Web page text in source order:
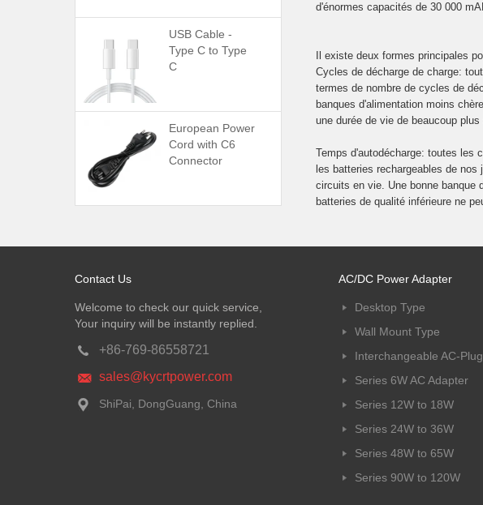
USB Cable -
Type C to Type
C
European Power
Cord with C6
Connector
d'énormes capacités de 30 000
Il existe deux formes principales
Cycles de décharge de charge:
termes de nombre de cycles de
banques d'alimentation moins
une durée de vie de beaucoup
Temps d'autodécharge: toutes les
les batteries rechargeables de
circuits en vie. Une bonne banque
batteries de qualité inférieure ne
Contact Us
Welcome to check our quick service,
Your inquiry will be instantly replied.
+86-769-86558721
sales@kycrtpower.com
ShiPai, DongGuang, China
AC/DC Power Adapter
Desktop Type
Wall Mount Type
Interchangeable AC-
Series 6W AC Adapter
Series 12W to 18W
Series 24W to 36W
Series 48W to 65W
Series 90W to 120W